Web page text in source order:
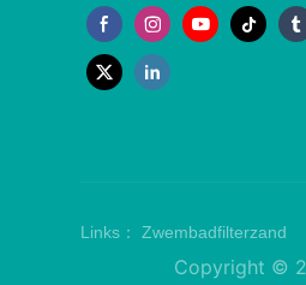
Links：Zwembadfilterzand
Copyright ©